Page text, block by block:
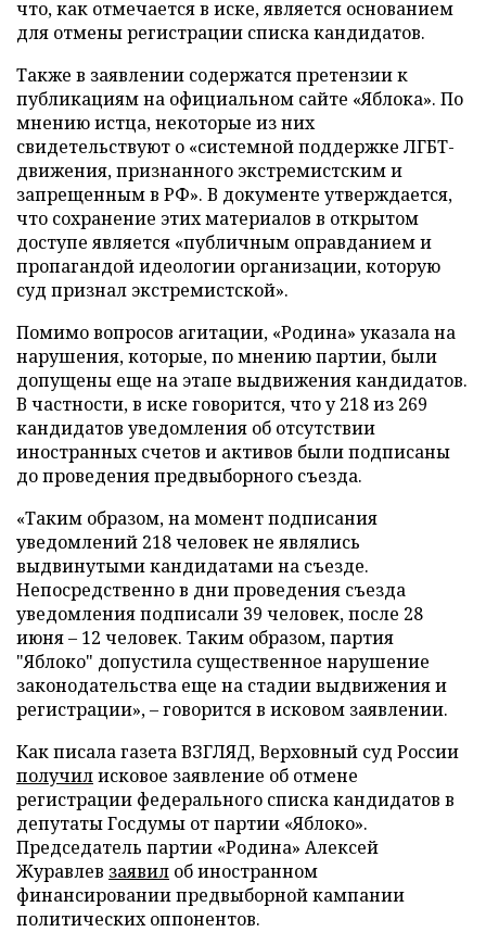
что, как отмечается в иске, является основанием
для отмены регистрации списка кандидатов.
Также в заявлении содержатся претензии к
публикациям на официальном сайте «Яблока». По
мнению истца, некоторые из них
свидетельствуют о «системной поддержке ЛГБТ-
движения, признанного экстремистским и
запрещенным в РФ». В документе утверждается,
что сохранение этих материалов в открытом
доступе является «публичным оправданием и
пропагандой идеологии организации, которую
суд признал экстремистской».
Помимо вопросов агитации, «Родина» указала на
нарушения, которые, по мнению партии, были
допущены еще на этапе выдвижения кандидатов.
В частности, в иске говорится, что у 218 из 269
кандидатов уведомления об отсутствии
иностранных счетов и активов были подписаны
до проведения предвыборного съезда.
«Таким образом, на момент подписания
уведомлений 218 человек не являлись
выдвинутыми кандидатами на съезде.
Непосредственно в дни проведения съезда
уведомления подписали 39 человек, после 28
июня – 12 человек. Таким образом, партия
"Яблоко" допустила существенное нарушение
законодательства еще на стадии выдвижения и
регистрации», – говорится в исковом заявлении.
Как писала газета ВЗГЛЯД, Верховный суд России
получилисковое заявление об отмене
регистрации федерального списка кандидатов в
депутаты Госдумы от партии «Яблоко».
Председатель партии «Родина» Алексей
Журавлев заявил об иностранном
финансировании предвыборной кампании
политических оппонентов.